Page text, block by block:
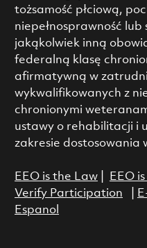
tożsamość płciową,
niepełnosprawność
jakąkolwiek inną
federalną klasę
afirmatywną w
wykwalifikowanych z
chronionymi
ustawy o rehabilitacji i
zakresie dostosowania
EEO is the Law| EEO
Verify Participation
Espanol